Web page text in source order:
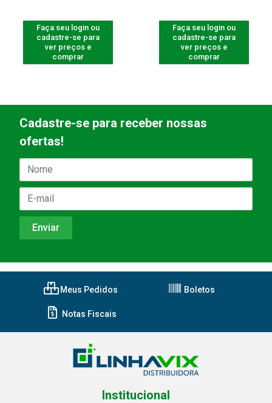
Faça seu login ou
cadastre-se para
ver preços e
comprar
Faça seu login ou
cadastre-se para
ver preços e
comprar
Cadastre-se para receber nossas
ofertas!
Meus Pedidos Boletos
Notas Fiscais
Institucional